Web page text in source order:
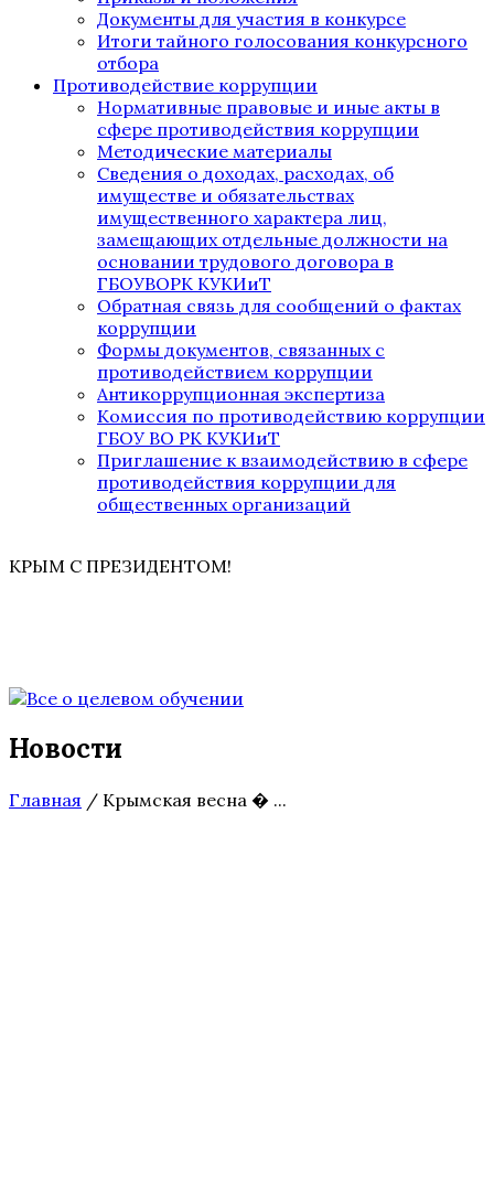
Документы для участия в конкурсе
Итоги тайного голосования конкурсного
отбора
Противодействие коррупции
Нормативные правовые и иные акты в
сфере противодействия коррупции
Методические материалы
Сведения о доходах, расходах, об
имуществе и обязательствах
имущественного характера лиц,
замещающих отдельные должности на
основании трудового договора в
ГБОУВОРК КУКИиТ
Обратная связь для сообщений о фактах
коррупции
Формы документов, связанных с
противодействием коррупции
Антикоррупционная экспертиза
Комиссия по противодействию коррупции
ГБОУ ВО РК КУКИиТ
Приглашение к взаимодействию в сфере
противодействия коррупции для
общественных организаций
КРЫМ С ПРЕЗИДЕНТОМ!
Новости
Главная / Крымская весна � ...